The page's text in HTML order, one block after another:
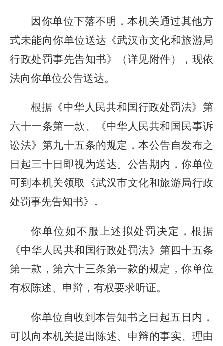
因你单位下落不明，本机关通过其他方
式未能向你单位送达 《武汉市文化和旅游局
行政处罚事先告知书》（详见附件）， 现依
法向你单位公告送达。
根据《中华人民共和国行政处罚法》第
六十一条第一款、
《中华人民共和国民事诉
讼法》第九十五条的规定 ， 本公告自发布之
日起三十日即视为送达。 公告期内， 你单位
可到本机关领取《武汉市文化和旅游局行政
处罚事先告知书》。
你单位如不服上述拟处罚决定， 根据
《中华人民共和国行政处罚法》第四十五条
第一款，第六十三条第一款的规定，你单位
有权陈述、申辩，有权要求听证。
你单位自收到本告知书之日起五日内，
可以向本机关提出陈述、申辩的事实、理由